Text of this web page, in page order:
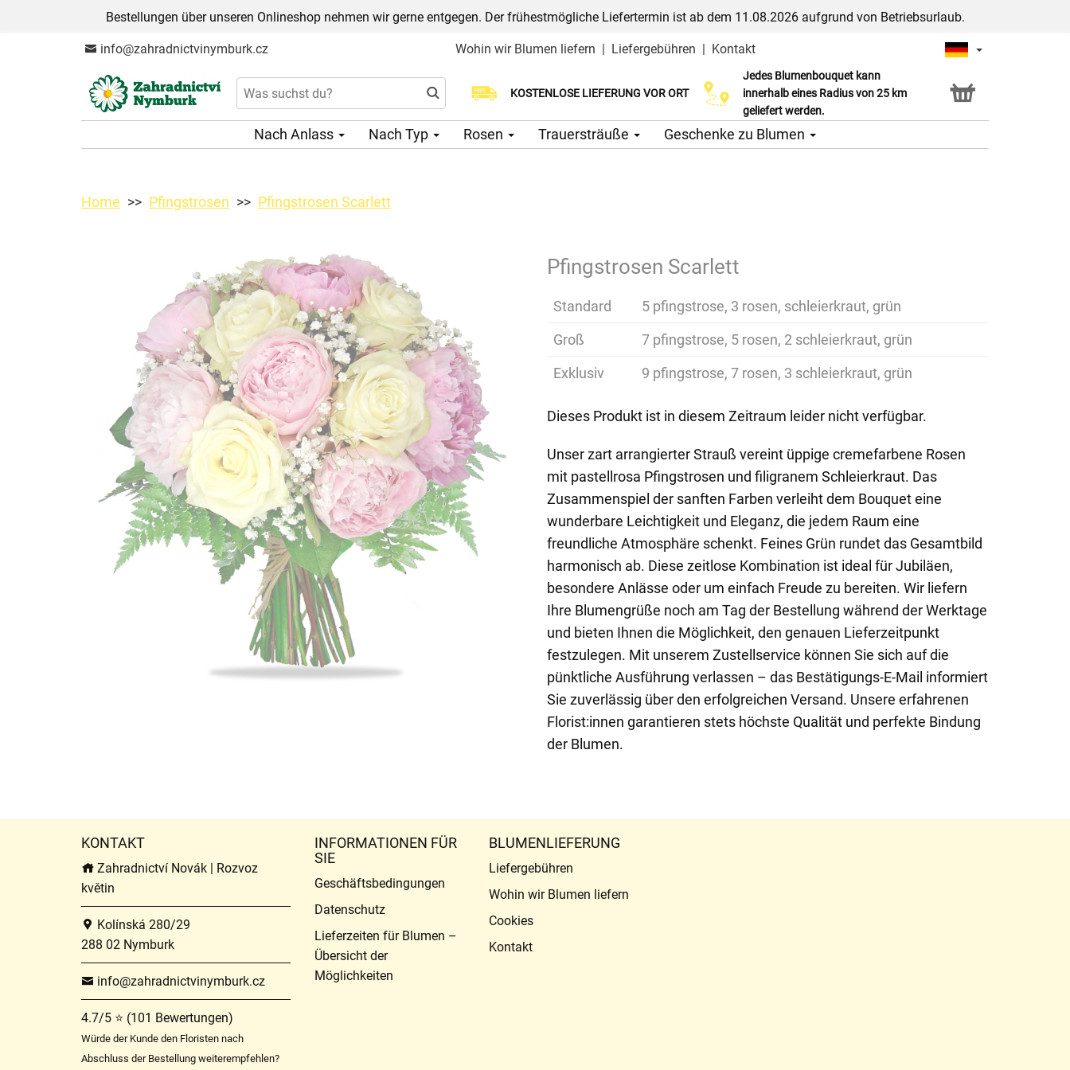
Bestellungen über unseren Onlineshop nehmen wir gerne entgegen. Der frühestmögliche Liefertermin ist ab dem 11.08.2026 aufgrund von Betriebsurlaub.
info@zahradnictvinymburk.cz Wohin wir Blumen liefern | Liefergebühren | Kontakt
KOSTENLOSE LIEFERUNG VOR ORT
Wählen Sie Ihr Lieferdatum
Jedes Blumenbouquet kann
innerhalb eines Radius von 25 km
geliefert werden.
Click & Collect Service
Nach Anlass Nach Typ Rosen Trauersträuße Geschenke zu Blumen
Home Pfingstrosen Pfingstrosen Scarlett
Pfingstrosen Scarlett
Standard
5 pfingstrose, 3 rosen, schleierkraut, grün
Groß
7 pfingstrose, 5 rosen, 2 schleierkraut, grün
Exklusiv
9 pfingstrose, 7 rosen, 3 schleierkraut, grün
Dieses Produkt ist in diesem Zeitraum leider nicht verfügbar.
Unser zart arrangierter Strauß vereint üppige cremefarbene Rosen
mit pastellrosa Pfingstrosen und filigranem Schleierkraut. Das
Zusammenspiel der sanften Farben verleiht dem Bouquet eine
wunderbare Leichtigkeit und Eleganz, die jedem Raum eine
freundliche Atmosphäre schenkt. Feines Grün rundet das Gesamtbild
harmonisch ab. Diese zeitlose Kombination ist ideal für Jubiläen,
besondere Anlässe oder um einfach Freude zu bereiten. Wir liefern
Ihre Blumengrüße noch am Tag der Bestellung während der Werktage
und bieten Ihnen die Möglichkeit, den genauen Lieferzeitpunkt
festzulegen. Mit unserem Zustellservice können Sie sich auf die
pünktliche Ausführung verlassen – das Bestätigungs-E-Mail informiert
Sie zuverlässig über den erfolgreichen Versand. Unsere erfahrenen
Florist:innen garantieren stets höchste Qualität und perfekte Bindung
der Blumen.
KONTAKT
Zahradnictví Novák | Rozvoz
květin
Kolínská 280/29
288 02 Nymburk
info@zahradnictvinymburk.cz
4.7/5 ⭐ (101 Bewertungen)
Würde der Kunde den Floristen nach
Abschluss der Bestellung weiterempfehlen?
INFORMATIONEN FÜR
SIE
Geschäftsbedingungen
Datenschutz
Lieferzeiten für Blumen –
Übersicht der
Möglichkeiten
BLUMENLIEFERUNG
Liefergebühren
Wohin wir Blumen liefern
Cookies
Kontakt